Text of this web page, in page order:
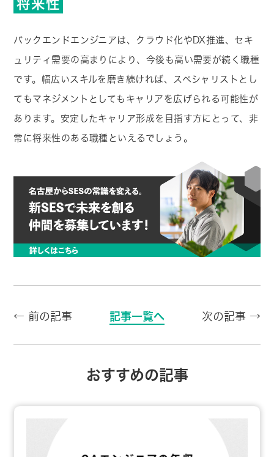
将来性
バックエンドエンジニアは、クラウド化やDX推進、セキ
ュリティ需要の高まりにより、今後も高い需要が続く職種
です。幅広いスキルを磨き続ければ、スペシャリストとし
てもマネジメントとしてもキャリアを広げられる可能性が
あります。安定したキャリア形成を目指す方にとって、非
常に将来性のある職種といえるでしょう。
← 前の記事 記事一覧へ 次の記事 →
おすすめの記事